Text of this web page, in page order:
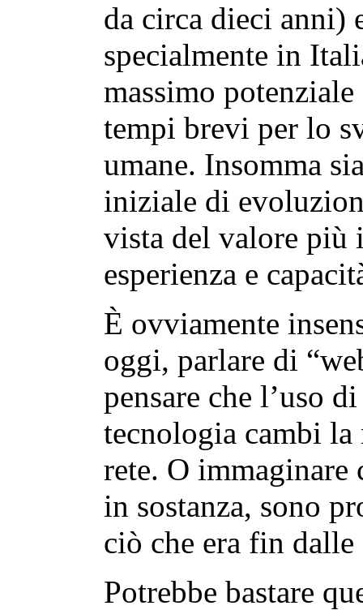
da circa dieci anni)
specialmente in
massimo
tempi brevi per lo
umane. Insomma
iniziale di
vista del valore più
esperienza e
È ovviamente
oggi, parlare di
pensare che l’uso
tecnologia cambi la
rete. O immaginare
in sostanza, sono
ciò che era fin
Potrebbe bastare